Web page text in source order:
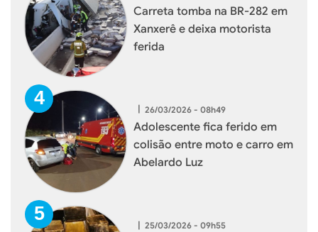
Carreta tomba na BR-282 em
Xanxerê e deixa motorista
ferida
| 26/03/2026 - 08h49
Adolescente fica ferido em
colisão entre moto e carro em
Abelardo Luz
| 25/03/2026 - 09h55